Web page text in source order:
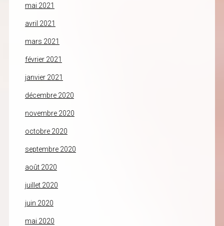
mai 2021
avril 2021
mars 2021
février 2021
janvier 2021
décembre 2020
novembre 2020
octobre 2020
septembre 2020
août 2020
juillet 2020
juin 2020
mai 2020